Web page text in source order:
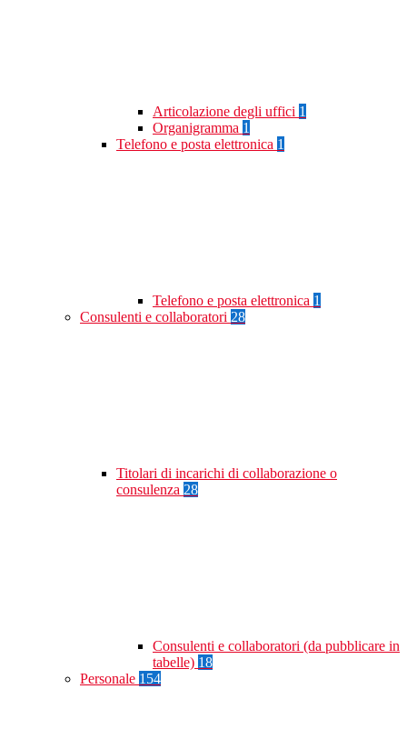
Articolazione degli uffici 1
Organigramma 1
Telefono e posta elettronica 1
Telefono e posta elettronica 1
Consulenti e collaboratori 28
Titolari di incarichi di collaborazione o
consulenza 28
Consulenti e collaboratori (da pubblicare in
tabelle) 18
Personale 154